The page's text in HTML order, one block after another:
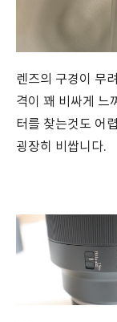
렌즈의 구경이 무
격이 꽤 비싸게 느
터를 찾는것도 어
굉장히 비쌉니다.